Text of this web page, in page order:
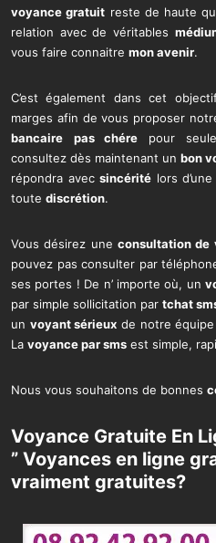
voyance gratuit reste de haute
relation avec de véritables
vous faire connaitre mon avenir.
C’est également dans cet
marges afin de vous proposer
bancaire
pas chére pour
consultez dès maintenant un bon
répondra avec sincérité lors d’une
toute discrétion.
Vous désirez une consultation de
pouvez pas consulter par
ses portes ! De n’ importe où, un
par simple sollicitation par tchat
un voyant sérieux de notre
La voyance par sms est simple,
Nous vous souhaitons de bonnes
Voyance Gratuite En
” Voyances en ligne
vraiment gratuites?